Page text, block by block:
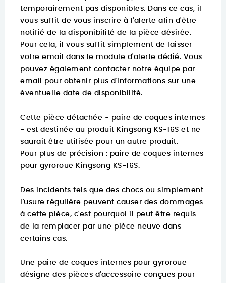
temporairement pas disponibles. Dans ce cas, il
vous suffit de vous inscrire à l'alerte afin d'être
notifié de la disponibilité de la pièce désirée.
Pour cela, il vous suffit simplement de laisser
votre email dans le module d'alerte dédié. Vous
pouvez également contacter notre équipe par
email pour obtenir plus d'informations sur une
éventuelle date de disponibilité.
Cette pièce détachée - paire de coques internes
- est destinée au produit Kingsong KS-16S et ne
saurait être utilisée pour un autre produit.
Pour plus de précision : paire de coques internes
pour gyroroue Kingsong KS-16S.
Des incidents tels que des chocs ou simplement
l'usure régulière peuvent causer des dommages
à cette pièce, c'est pourquoi il peut être requis
de la remplacer par une pièce neuve dans
certains cas.
Une paire de coques internes pour gyroroue
désigne des pièces d'accessoire conçues pour